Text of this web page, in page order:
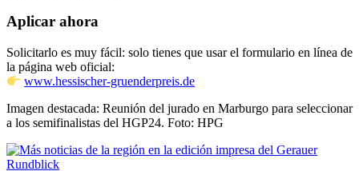
Aplicar ahora
Solicitarlo es muy fácil: solo tienes que usar el formulario en línea de
la página web oficial:
www.hessischer-gruenderpreis.de
Imagen destacada: Reunión del jurado en Marburgo para seleccionar
a los semifinalistas del HGP24. Foto: HPG